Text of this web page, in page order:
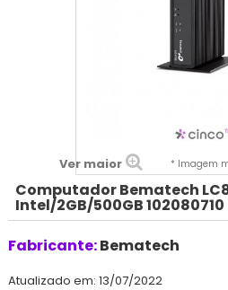
Ver maior * Imagem
Computador Bematech
Intel/2GB/500GB 102080710
Fabricante:Bematech
Atualizado em: 13/07/2022